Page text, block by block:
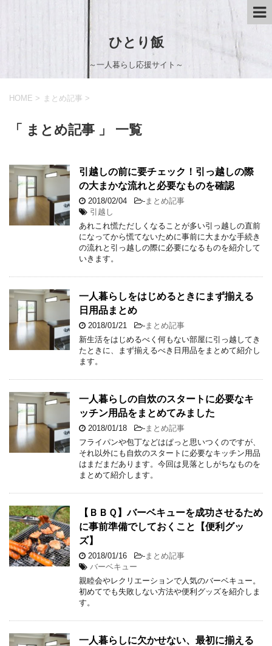
ひとり飯
～一人暮らし応援サイト～
HOME > まとめ記事 >
「 まとめ記事 」 一覧
引越しの前に要チェック！引っ越しの際
の大まかな流れと必要なものを確認
2018/02/04 - まとめ記事
引越し
あれこれ慌ただしくなることが多い引っ越しの直前
になってから慌てないために事前に大まかな手続き
の流れと引っ越しの際に必要になるものを紹介して
いきます。
一人暮らしをはじめるときにまず揃える
日用品まとめ
2018/01/21 - まとめ記事
新生活をはじめるべく何もない部屋に引っ越してき
たときに、まず揃えるべき日用品をまとめて紹介し
ます。
一人暮らしの自炊のスタートに必要なキ
ッチン用品をまとめてみました
2018/01/18 - まとめ記事
フライパンや包丁などはぱっと思いつくのですが、
それ以外にも自炊のスタートに必要なキッチン用品
はまだまだあります。今回は見落としがちなものを
まとめて紹介します。
【ＢＢＱ】バーベキューを成功させるため
に事前準備でしておくこと【便利グッ
ズ】
2018/01/16 - まとめ記事
バーベキュー
親睦会やレクリエーションで人気のバーベキュー。
初めてでも失敗しない方法や便利グッズを紹介しま
す。
一人暮らしに欠かせない、最初に揃える